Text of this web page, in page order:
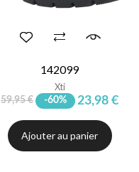
142099
Xti
59,95 € -60% 23,98 €
Ajouter au panier